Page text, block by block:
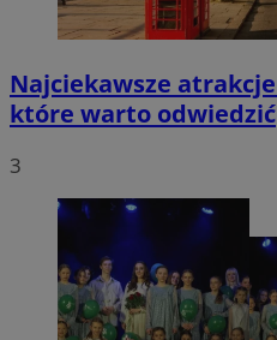
Najciekawsze
które warto odwiedzić
3